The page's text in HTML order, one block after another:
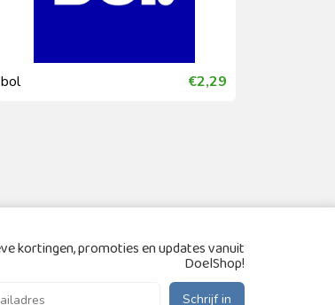
bol €2,29
kortingen, promoties en updates vanuit
DoelShop!
Schrijf in